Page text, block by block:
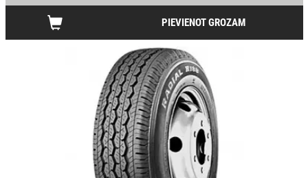
PIEVIENOT GROZAM